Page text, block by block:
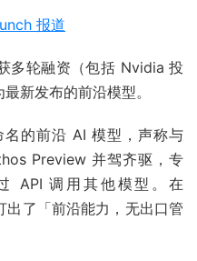
报道
多轮融资（包括 Nvidia 投
新发布的前沿模型。
名的前沿 AI 模型，声称与
Preview 并驾齐驱，专
API 调用其他模型。在
了「前沿能力，无出口管